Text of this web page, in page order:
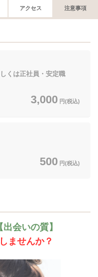
アクセス 注意事項
くは正社員・安定職
3,000 円(税込)
500 円(税込)
会いの質】
ませんか？